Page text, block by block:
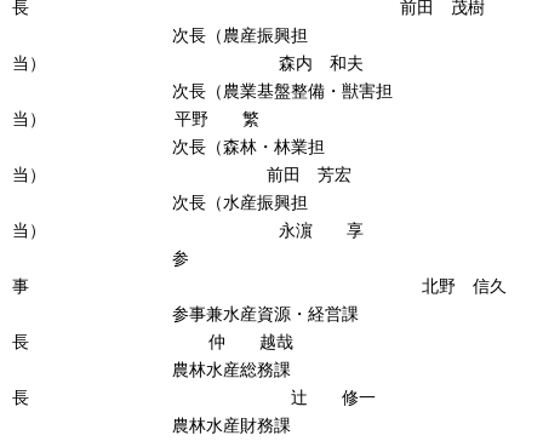
長 前田 茂樹
次長（農産振興担
当） 森内 和夫
次長（農業基盤整備・獣害担
当） 平野 繁
次長（森林・林業担
当） 前田 芳宏
次長（水産振興担
当） 永濵 享
参
事 北野 信久
参事兼水産資源・経営課
長 仲 越哉
農林水産総務課
長 辻 修一
農林水産財務課